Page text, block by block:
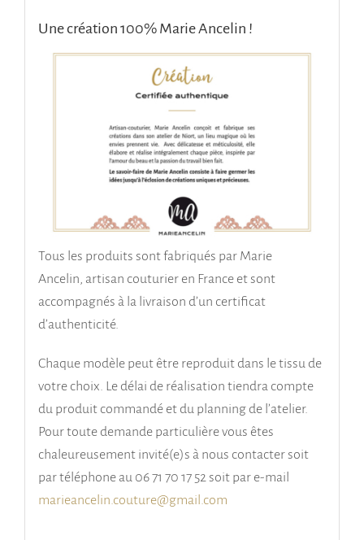
Une création 100% Marie Ancelin !
Tous les produits sont fabriqués par Marie
Ancelin, artisan couturier en France et sont
accompagnés à la livraison d’un certificat
d’authenticité.
Chaque modèle peut être reproduit dans le tissu de
votre choix. Le délai de réalisation tiendra compte
du produit commandé et du planning de l’atelier.
Pour toute demande particulière vous êtes
chaleureusement invité(e)s à nous contacter soit
par téléphone au 06 71 70 17 52 soit par e-mail
marieancelin.couture@gmail.com